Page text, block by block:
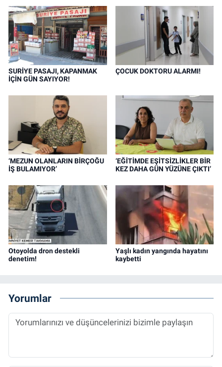
SURİYE PASAJI, KAPANMAK
İÇİN GÜN SAYIYOR!
ÇOCUK DOKTORU ALARMI!
‘MEZUN OLANLARIN BİRÇOĞU
İŞ BULAMIYOR’
‘EĞİTİMDE EŞİTSİZLİKLER BİR
KEZ DAHA GÜN YÜZÜNE ÇIKTI’
Otoyolda dron destekli
denetim!
Yaşlı kadın yangında hayatını
kaybetti
Yorumlar